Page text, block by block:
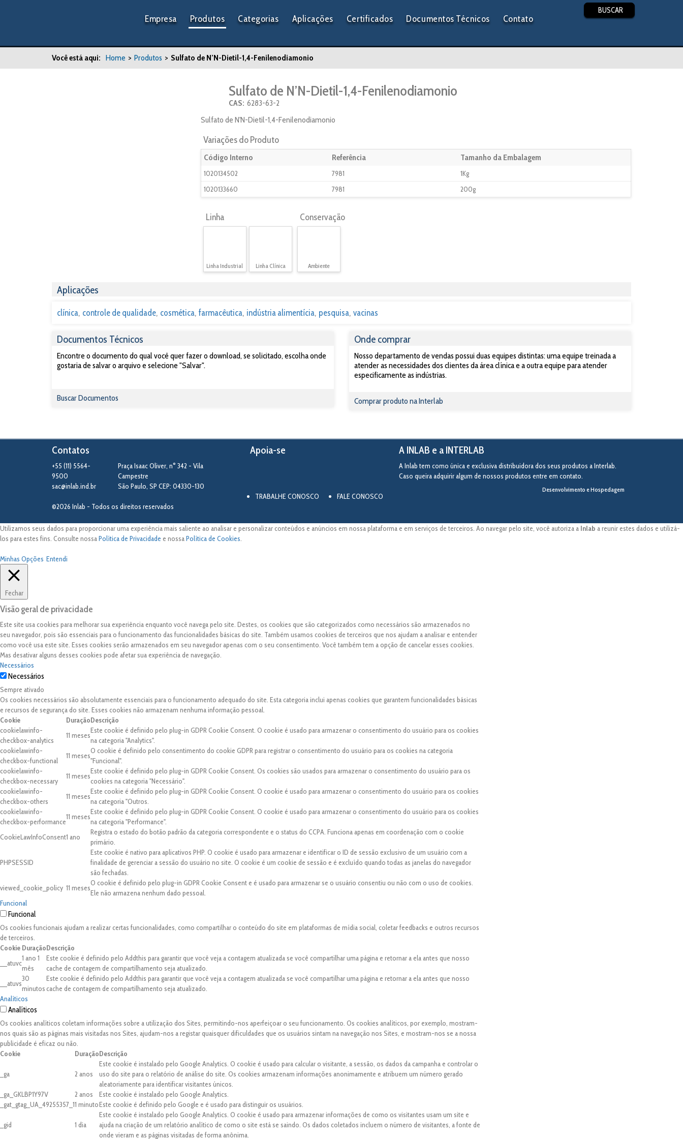
BUSCAR
Empresa Produtos Categorias Aplicações Certificados Documentos Técnicos Contato
Você está aqui: Home > Produtos > Sulfato de N’N-Dietil-1,4-Fenilenodiamonio
Sulfato de N’N-Dietil-1,4-Fenilenodiamonio
CAS: 6283-63-2
Sulfato de N'N-Dietil-1,4-Fenilenodiamonio
Variações do Produto
Código Interno Referência Tamanho da Embalagem
1020134502 7981
1Kg
1020133660
7981 200g
Linha
Linha Industrial Linha Clínica
Conservação
Ambiente
Aplicações
clínica controle de qualidade cosmética farmacêutica indústria alimentícia pesquisa vacinas
Documentos Técnicos
Encontre o documento do qual você quer fazer o download, se solicitado, escolha onde
gostaria de salvar o arquivo e selecione "Salvar".
Buscar Documentos
Onde comprar
Nosso departamento de vendas possui duas equipes distintas: uma equipe treinada a
atender as necessidades dos clientes da área clínica e a outra equipe para atender
especificamente as indústrias.
Comprar produto na Interlab
Contatos
+55 (11) 5564-
9500
sac@inlab.ind.br
Praça Isaac Oliver, n° 342 - Vila
Campestre
São Paulo, SP CEP: 04330-130
Apoia-se A INLAB e a INTERLAB
A Inlab tem como única e exclusiva distribuidora dos seus produtos a Interlab.
Caso queira adquirir algum de nossos produtos entre em contato.
TRABALHE CONOSCO
FALE CONOSCO
©2026 Inlab - Todos os direitos reservados
Desenvolvimento e Hospedagem
Utilizamos seus dados para proporcionar uma experiência mais saliente ao analisar e personalizar conteúdos e anúncios em nossa plataforma e em serviços de terceiros. Ao navegar pelo site, você autoriza a Inlab a reunir estes dados e utilizá-
los para estes fins. Consulte nossaPolítica de Privacidade e nossaPolítica de Cookies.
Minhas Opções Entendi
Fechar
Visão geral de privacidade
Este site usa cookies para melhorar sua experiência enquanto você navega pelo site. Destes, os cookies que são categorizados como necessários são armazenados no
seu navegador, pois são essenciais para o funcionamento das funcionalidades básicas do site. Também usamos cookies de terceiros que nos ajudam a analisar e entender
como você usa este site. Esses cookies serão armazenados em seu navegador apenas com o seu consentimento. Você também tem a opção de cancelar esses cookies.
Mas desativar alguns desses cookies pode afetar sua experiência de navegação.
Necessários
Necessários
Sempre ativado
Os cookies necessários são absolutamente essenciais para o funcionamento adequado do site. Esta categoria inclui apenas cookies que garantem funcionalidades básicas
e recursos de segurança do site. Esses cookies não armazenam nenhuma informação pessoal.
Cookie
DuraçãoDescrição
cookielawinfo-
checkbox-analytics
11 meses
Este cookie é definido pelo plug-in GDPR Cookie Consent. O cookie é usado para armazenar o consentimento do usuário para os cookies
na categoria "Analytics".
cookielawinfo-
checkbox-functional
11 meses
O cookie é definido pelo consentimento do cookie GDPR para registrar o consentimento do usuário para os cookies na categoria
"Funcional".
cookielawinfo-
checkbox-necessary
11 meses
Este cookie é definido pelo plug-in GDPR Cookie Consent. Os cookies são usados para armazenar o consentimento do usuário para os
cookies na categoria "Necessário".
cookielawinfo-
checkbox-others
11 meses
Este cookie é definido pelo plug-in GDPR Cookie Consent. O cookie é usado para armazenar o consentimento do usuário para os cookies
na categoria "Outros.
cookielawinfo-
checkbox-performance
11 meses
Este cookie é definido pelo plug-in GDPR Cookie Consent. O cookie é usado para armazenar o consentimento do usuário para os cookies
na categoria "Performance".
CookieLawInfoConsent1 ano
Registra o estado do botão padrão da categoria correspondente e o status do CCPA. Funciona apenas em coordenação com o cookie
primário.
PHPSESSID
Este cookie é nativo para aplicativos PHP. O cookie é usado para armazenar e identificar o ID de sessão exclusivo de um usuário com a
finalidade de gerenciar a sessão do usuário no site. O cookie é um cookie de sessão e é excluído quando todas as janelas do navegador
são fechadas.
viewed_cookie_policy 11 meses
O cookie é definido pelo plug-in GDPR Cookie Consent e é usado para armazenar se o usuário consentiu ou não com o uso de cookies.
Ele não armazena nenhum dado pessoal.
Funcional
Funcional
Os cookies funcionais ajudam a realizar certas funcionalidades, como compartilhar o conteúdo do site em plataformas de mídia social, coletar feedbacks e outros recursos
de terceiros.
Cookie DuraçãoDescrição
__atuvc
1 ano 1
mês
Este cookie é definido pelo Addthis para garantir que você veja a contagem atualizada se você compartilhar uma página e retornar a ela antes que nosso
cache de contagem de compartilhamento seja atualizado.
__atuvs
30
minutos
Este cookie é definido pelo Addthis para garantir que você veja a contagem atualizada se você compartilhar uma página e retornar a ela antes que nosso
cache de contagem de compartilhamento seja atualizado.
Analíticos
Analíticos
Os cookies analíticos coletam informações sobre a utilização dos Sites, permitindo-nos aperfeiçoar o seu funcionamento. Os cookies analíticos, por exemplo, mostram-
nos quais são as páginas mais visitadas nos Sites, ajudam-nos a registar quaisquer dificuldades que os usuários sintam na navegação nos Sites, e mostram-nos se a nossa
publicidade é eficaz ou não.
Cookie
DuraçãoDescrição
_ga 2 anos
Este cookie é instalado pelo Google Analytics. O cookie é usado para calcular o visitante, a sessão, os dados da campanha e controlar o
uso do site para o relatório de análise do site. Os cookies armazenam informações anonimamente e atribuem um número gerado
aleatoriamente para identificar visitantes únicos.
_ga_GKLBP1Y97V
2 anos
Este cookie é instalado pelo Google Analytics.
_gat_gtag_UA_49255357_11 minutoEste cookie é definido pelo Google e é usado para distinguir os usuários.
_gid 1 dia
Este cookie é instalado pelo Google Analytics. O cookie é usado para armazenar informações de como os visitantes usam um site e
ajuda na criação de um relatório analítico de como o site está se saindo. Os dados coletados incluem o número de visitantes, a fonte de
onde vieram e as páginas visitadas de forma anônima.